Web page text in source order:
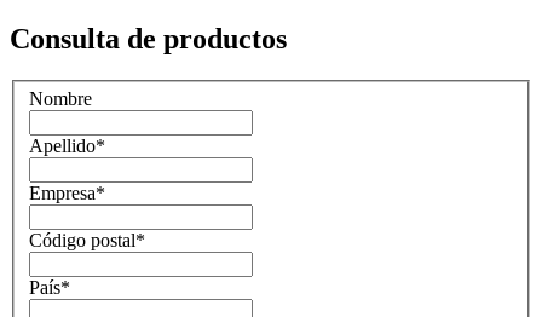
Consulta de productos
Nombre
Apellido*
Empresa*
Código postal*
País*